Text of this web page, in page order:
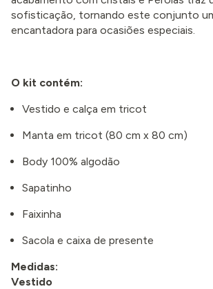
sofisticação, tornando este conjunto
encantadora para ocasiões especiais.
O kit contém:
Vestido e calça em tricot
Manta em tricot (80 cm x 80 cm)
Body 100% algodão
Sapatinho
Faixinha
Sacola e caixa de presente
Medidas:
Vestido